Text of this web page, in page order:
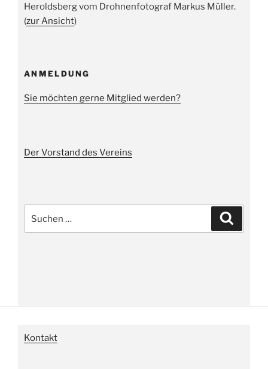
Heroldsberg vom Drohnenfotograf Markus Müller.
(zur Ansicht)
ANMELDUNG
Sie möchten gerne Mitglied werden?
Der Vorstand des Vereins
nach:
Kontakt